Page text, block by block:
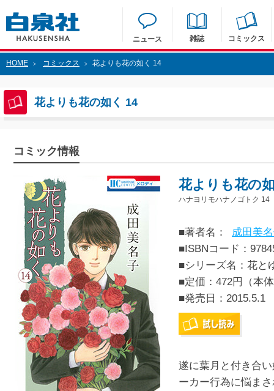
ニュース 雑誌 コミックス
HOME > コミックス > 花よりも花の如く 14
花よりも花の如く 14
コミック情報
花よりも花の
ハナヨリモハナノゴトク 14
■著者名：
成田美
■ISBNコード：
■シリーズ名：花と
■定価：472円（本
■発売日： 2015.5.1
遂に葉月と付き合
ーカー行為に悩ま